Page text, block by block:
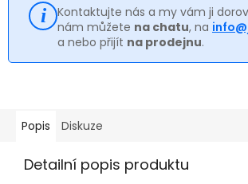
Kontaktujte nás a my vám ji
nám můžete na chatu, na
a nebo přijít na prodejnu.
Popis Diskuze
Detailní popis produktu